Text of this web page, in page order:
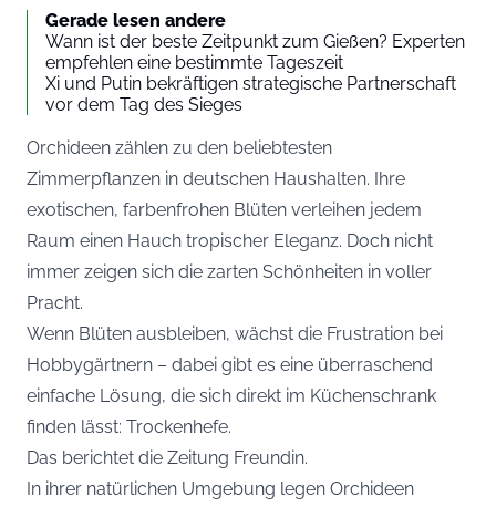
Gerade lesen andere
Wann ist der beste Zeitpunkt zum Gießen? Experten
empfehlen eine bestimmte Tageszeit
Xi und Putin bekräftigen strategische Partnerschaft
vor dem Tag des Sieges
Orchideen zählen zu den beliebtesten
Zimmerpflanzen in deutschen Haushalten. Ihre
exotischen, farbenfrohen Blüten verleihen jedem
Raum einen Hauch tropischer Eleganz. Doch nicht
immer zeigen sich die zarten Schönheiten in voller
Pracht.
Wenn Blüten ausbleiben, wächst die Frustration bei
Hobbygärtnern – dabei gibt es eine überraschend
einfache Lösung, die sich direkt im Küchenschrank
finden lässt: Trockenhefe.
Das berichtet die Zeitung Freundin.
In ihrer natürlichen Umgebung legen Orchideen